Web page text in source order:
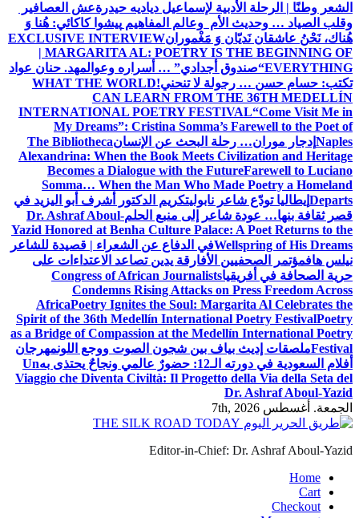
الشعر وطنًا | الرحلة الأدبية لإسماعيل دياديه حيدرةعش العصافير
وقلب الصياد … وحديث الأم وعالم المفاهيم پیشوا کاکائي: هُنا وَ
هُناك، نَحْنُ عاشقان نَديّان وَ مَغْمورانEXCLUSIVE INTERVIEW
| MARGARITA AL: POETRY IS THE BEGINNING OF
EVERYTHING“صندوق أجدادي” … أسراره وعوالمهد. حنان عواد
تكتب: حسام حسن … رجولة لا تنحني!WHAT THE WORLD
CAN LEARN FROM THE 36TH MEDELLÍN
INTERNATIONAL POETRY FESTIVAL“Come Visit Me in
My Dreams”: Cristina Somma’s Farewell to the Poet of
Naples إدجار موران… رحلة البحث عن الإنسانThe Bibliotheca
Alexandrina: When the Book Meets Civilization and Heritage
Becomes a Dialogue with the FutureFarewell to Luciano
Somma… When the Man Who Made Poetry a Homeland
Departs إيطاليا تودّع شاعر نابوليتكريم الدكتور أشرف أبو اليزيد في
قصر ثقافة بنها… عودة شاعر إلى منبع الحلمDr. Ashraf Aboul-
Yazid Honored at Benha Culture Palace: A Poet Returns to the
Wellspring of His Dreamsفي الدفاع عن الشعراء | قصيدة للشاعر
نيلس هافمؤتمر الصحفيين الأفارقة يدين تصاعد الاعتداءات على
حرية الصحافة في أفريقياCongress of African Journalists
Condemns Rising Attacks on Press Freedom Across
AfricaPoetry Ignites the Soul: Margarita Al Celebrates the
Spirit of the 36th Medellín International Poetry FestivalPoetry
as a Bridge of Compassion at the Medellín International Poetry
Festivalملصقات إديث بياف بين شجون الصوت ووجع اللونمهرجان
أفلام السعودية في دورته الـ12: حضورٌ عالمي ونجاحٌ يحتذى به
Un
Viaggio che Diventa Civiltà: Il Progetto della Via della Seta del
Dr. Ashraf Aboul-Yazid
الجمعة. أغسطس 7th, 2026
Editor-in-Chief: Dr. Ashraf Aboul-Yazid
Home
Cart
Checkout